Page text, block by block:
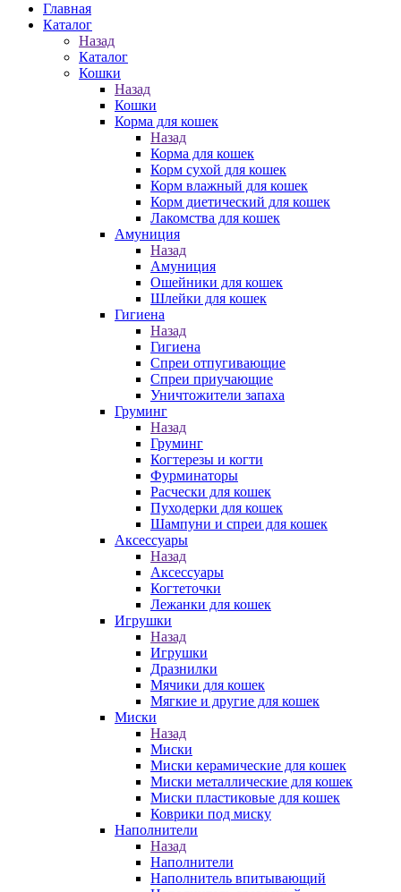
Главная
Каталог
Назад
Каталог
Кошки
Назад
Кошки
Корма для кошек
Назад
Корма для кошек
Корм сухой для кошек
Корм влажный для кошек
Корм диетический для кошек
Лакомства для кошек
Амуниция
Назад
Амуниция
Ошейники для кошек
Шлейки для кошек
Гигиена
Назад
Гигиена
Спреи отпугивающие
Спреи приучающие
Уничтожители запаха
Груминг
Назад
Груминг
Когтерезы и когти
Фурминаторы
Расчески для кошек
Пуходерки для кошек
Шампуни и спреи для кошек
Аксессуары
Назад
Аксессуары
Когтеточки
Лежанки для кошек
Игрушки
Назад
Игрушки
Дразнилки
Мячики для кошек
Мягкие и другие для кошек
Миски
Назад
Миски
Миски керамические для кошек
Миски металлические для кошек
Миски пластиковые для кошек
Коврики под миску
Наполнители
Назад
Наполнители
Наполнитель впитывающий